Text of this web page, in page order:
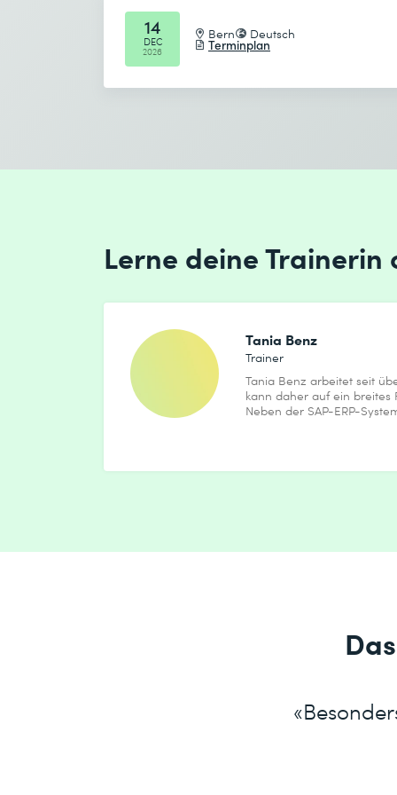
Absenden
14
DEC
2026
Bern Deutsch
Terminplan
Lerne deine Trainerin
Tania Benz
Trainer
Tania Benz arbeitet seit
kann daher auf ein breites
Neben der SAP-ERP-